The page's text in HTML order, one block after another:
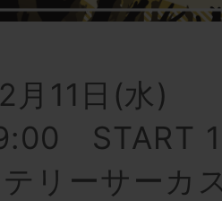
月11日(水)
START
リーサーカ